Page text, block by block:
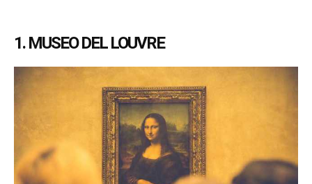
1. MUSEO DEL LOUVRE